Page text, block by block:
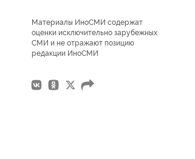
Материалы ИноСМИ содержат
оценки исключительно зарубежных
СМИ и не отражают позицию
редакции ИноСМИ